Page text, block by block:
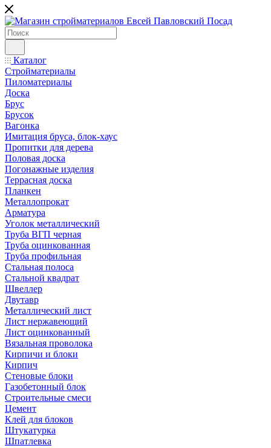
Каталог
Стройматериалы
Пиломатериалы
Доска
Брус
Брусок
Вагонка
Имитация бруса, блок-хаус
Пропитки для дерева
Половая доска
Погонажные изделия
Террасная доска
Планкен
Металлопрокат
Арматура
Уголок металлический
Труба ВГП черная
Труба оцинкованная
Труба профильная
Стальная полоса
Стальной квадрат
Швеллер
Двутавр
Металлический лист
Лист нержавеющий
Лист оцинкованный
Вязальная проволока
Кирпичи и блоки
Кирпич
Стеновые блоки
Газобетонный блок
Строительные смеси
Цемент
Клей для блоков
Штукатурка
Шпатлевка